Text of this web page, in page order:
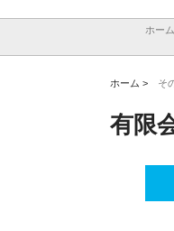
ホーム
ホーム > そ
有限